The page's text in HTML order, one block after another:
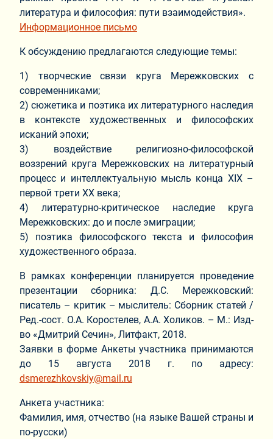
литература и философия: пути взаимодействия».
Информационное письмо
К обсуждению предлагаются следующие темы:
1) творческие связи круга Мережковских с
современниками;
2) сюжетика и поэтика их литературного наследия
в контексте художественных и философских
исканий эпохи;
3) воздействие религиозно-философской
воззрений круга Мережковских на литературный
процесс и интеллектуальную мысль конца XIX –
первой трети XX века;
4) литературно-критическое наследие круга
Мережковских: до и после эмиграции;
5) поэтика философского текста и философия
художественного образа.
В рамках конференции планируется проведение
презентации сборника: Д.С. Мережковский:
писатель – критик – мыслитель: Сборник статей /
Ред.-сост. О.А. Коростелев, А.А. Холиков. – М.: Изд-
во «Дмитрий Сечин», Литфакт, 2018.
Заявки в форме Анкеты участника принимаются
до 15 августа 2018 г. по адресу:
dsmerezhkovskiy@mail.ru
Анкета участника:
Фамилия, имя, отчество (на языке Вашей страны и
по-русски)